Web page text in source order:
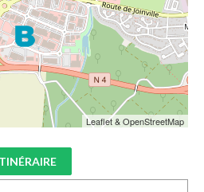
Leaflet & OpenStreetMap